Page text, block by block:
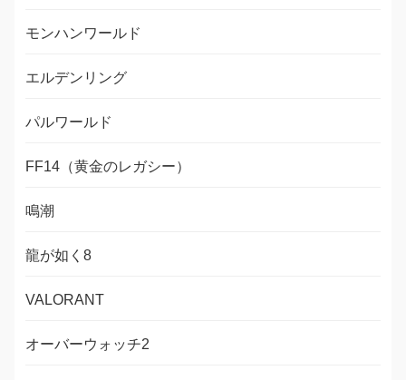
モンハンワールド
エルデンリング
パルワールド
FF14（黄金のレガシー）
鳴潮
龍が如く8
VALORANT
オーバーウォッチ2